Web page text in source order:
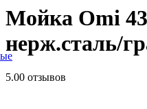
Мойка Omi
нерж.сталь/
5.00 отзывов